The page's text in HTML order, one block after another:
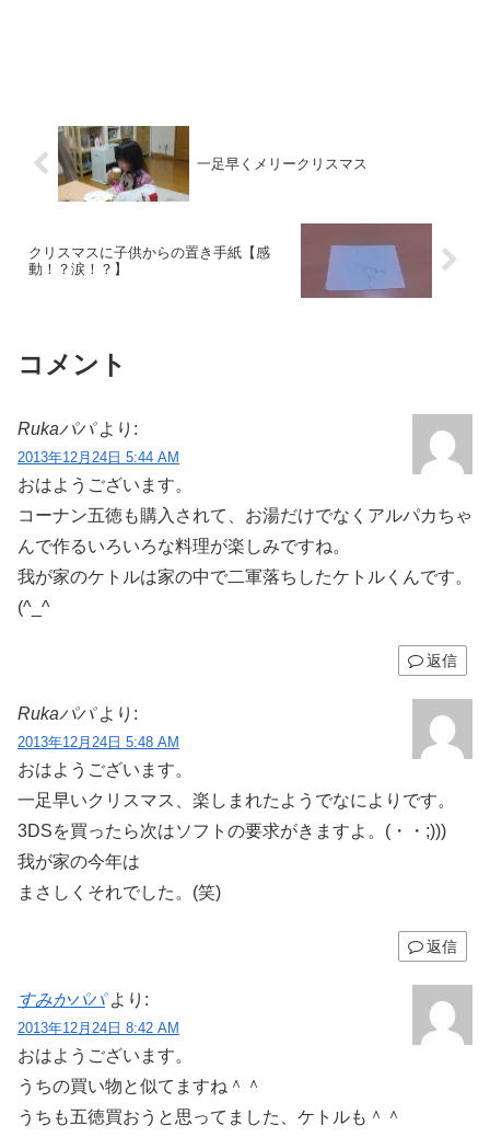
一足早くメリークリスマス
クリスマスに子供からの置き手紙【感
動！？涙！？】
コメント
Rukaパパ より:
2013年12月24日 5:44 AM
おはようございます。
コーナン五徳も購入されて、お湯だけでなくアルパカちゃ
んで作るいろいろな料理が楽しみですね。
我が家のケトルは家の中で二軍落ちしたケトルくんです。
(^_^ゞ
返信
Rukaパパ より:
2013年12月24日 5:48 AM
おはようございます。
一足早いクリスマス、楽しまれたようでなによりです。
3DSを買ったら次はソフトの要求がきますよ。(・・;)))
我が家の今年は
まさしくそれでした。(笑)
返信
すみかパパ より:
2013年12月24日 8:42 AM
おはようございます。
うちの買い物と似てますね＾＾
うちも五徳買おうと思ってました、ケトルも＾＾